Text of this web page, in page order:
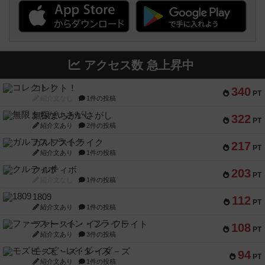
アクセス数 急上昇中
340 PT
コレクト！
1件の投稿
322 PT
無限まちがいさがし
紹介文あり 2件の投稿
217 PT
ガルフストライク
紹介文あり 1件の投稿
203 PT
クルティボ
1件の投稿
112 PT
1809
紹介文あり 1件の投稿
108 PT
ファースト・イン・フライト
紹介文あり 3件の投稿
94 PT
モズビ－ズ・レイダ－ズ
紹介文あり 1件の投稿